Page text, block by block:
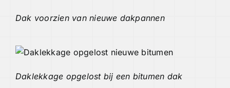
Dak voorzien van nieuwe dakpannen
Daklekkage opgelost bij een bitumen dak